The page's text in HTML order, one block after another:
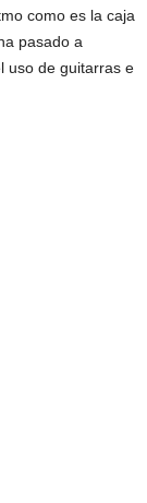
como es la caja
pasado a
uso de guitarras e